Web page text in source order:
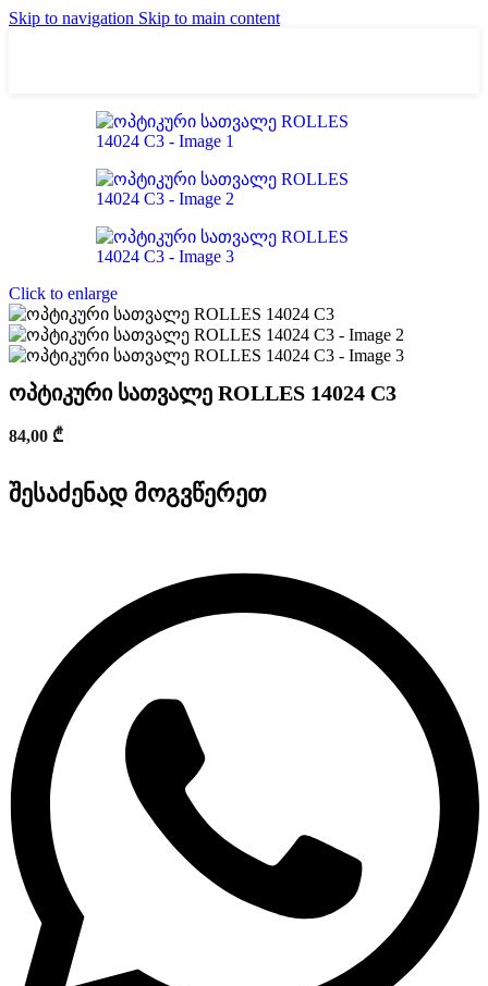
Skip to navigation Skip to main content
Click to enlarge
ოპტიკური სათვალე ROLLES 14024 C3
84,00 ₾
შესაძენად მოგვწერეთ